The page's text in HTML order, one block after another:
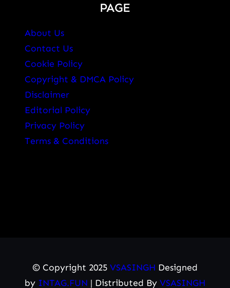
PAGE
About Us
Contact Us
Cookie Policy
Copyright & DMCA Policy
Disclaimer
Editorial Policy
Privacy Policy
Terms & Conditions
© Copyright 2025 VSASINGH Designed
by INTAG.FUN | Distributed By VSASINGH